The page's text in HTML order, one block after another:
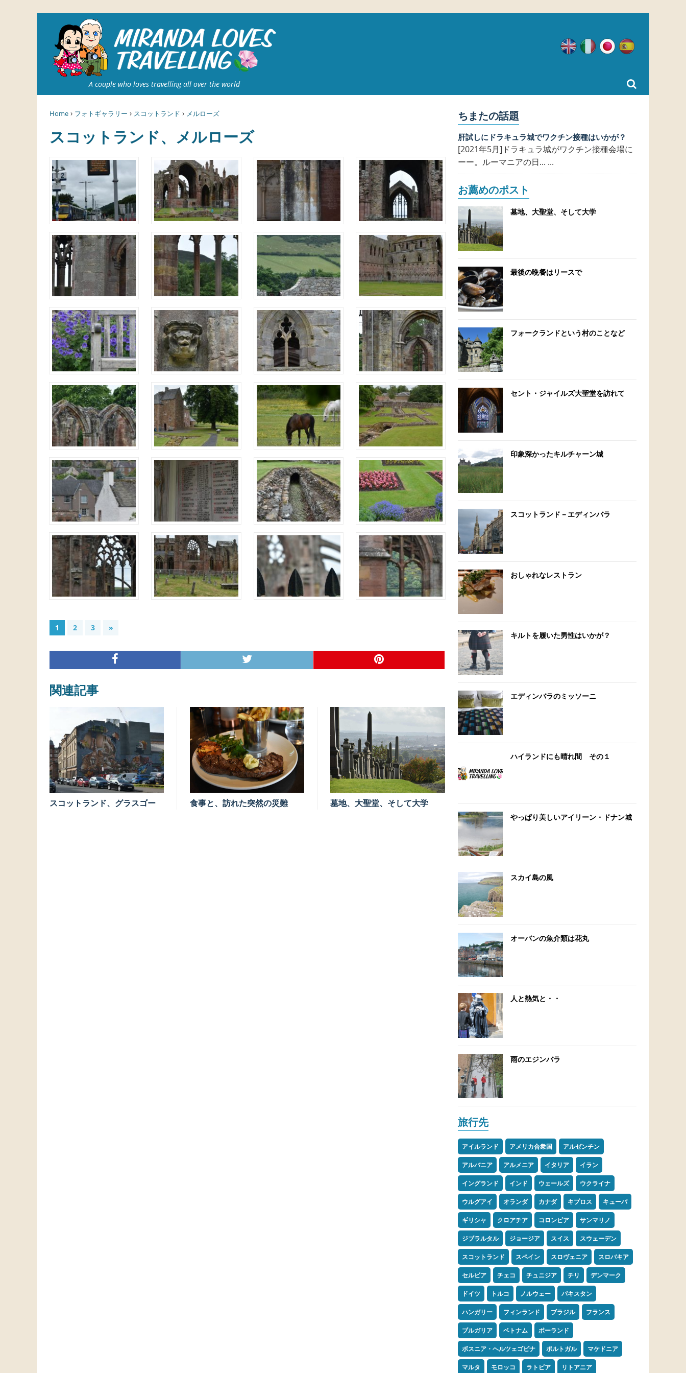
A couple who loves travelling all over the world
英語 イタリア語
日本語
Home › フォトギャラリー › スコットランド › メルローズ
スコットランド、メルローズ
1 2 3 »
関連記事
スコットランド、グラスゴー 食事と、訪れた突然の災難 墓地、大聖堂、そして大学
ちまたの話題
肝試しにドラキュラ城でワクチン接種はいかが？
[2021年5月]ドラキュラ城がワクチン接種会場に
ーー。ルーマニアの日... ...
お薦めのポスト
墓地、大聖堂、そして大学
最後の晩餐はリースで
フォークランドという村のことなど
セント・ジャイルズ大聖堂を訪れて
印象深かったキルチャーン城
スコットランド－エディンバラ
おしゃれなレストラン
キルトを履いた男性はいかが？
エディンバラのミッソーニ
ハイランドにも晴れ間 その１
やっぱり美しいアイリーン・ドナン城
スカイ島の風
オーバンの魚介類は花丸
人と熱気と・・
雨のエジンバラ
旅行先
アイルランド アメリカ合衆国 アルゼンチン
アルバニア アルメニア イタリア イラン
イングランド インド ウェールズ ウクライナ
ウルグアイ オランダ カナダ キプロス キューバ
ギリシャ クロアチア コロンビア サンマリノ
ジブラルタル ジョージア スイス スウェーデン
スコットランド スペイン スロヴェニア スロバキア
セルビア チェコ チュニジア チリ デンマーク
ドイツ トルコ ノルウェー パキスタン
ハンガリー フィンランド ブラジル フランス
ブルガリア ベトナム ポーランド
ボスニア・ヘルツェゴビナ ポルトガル マケドニア
マルタ モロッコ ラトビア リトアニア